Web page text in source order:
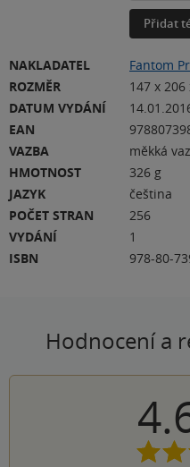
Přidat
NAKLADATEL
Fantom
ROZMĚR
147 x 206
DATUM VYDÁNÍ
EAN
VAZBA
měkká
HMOTNOST
326 g
JAZYK
čeština
POČET STRAN
256
VYDÁNÍ
1
ISBN
978-80-
Hodnocení a